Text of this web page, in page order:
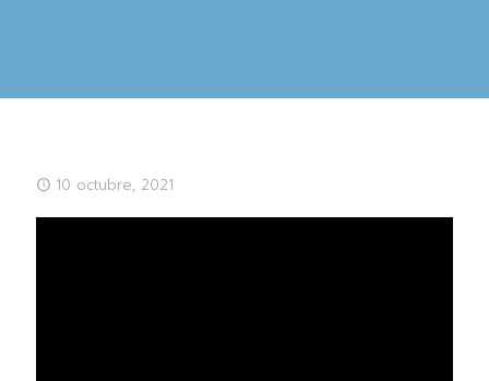
10 octubre, 2021